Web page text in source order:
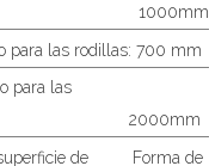
1000mm
para las rodillas: 700 mm
para las
2000mm
de
Forma de